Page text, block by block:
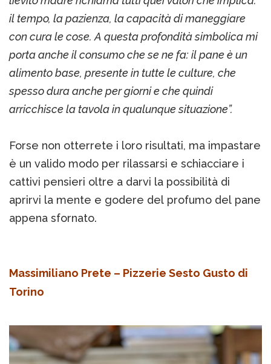
il tempo, la pazienza, la capacità di maneggiare
con cura le cose. A questa profondità simbolica mi
porta anche il consumo che se ne fa: il pane è un
alimento base, presente in tutte le culture, che
spesso dura anche per giorni e che quindi
arricchisce la tavola in qualunque situazione”.
Forse non otterrete i loro risultati, ma impastare
è un valido modo per rilassarsi e schiacciare i
cattivi pensieri oltre a darvi la possibilità di
aprirvi la mente e godere del profumo del pane
appena sfornato.
Massimiliano Prete – Pizzerie Sesto Gusto di
Torino